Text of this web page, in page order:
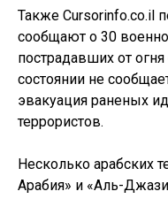
Также Cursorinfo.co.il
сообщают о 30
пострадавших от
состоянии не
эвакуация раненых
террористов.
Несколько арабских
Арабия» и «Аль-